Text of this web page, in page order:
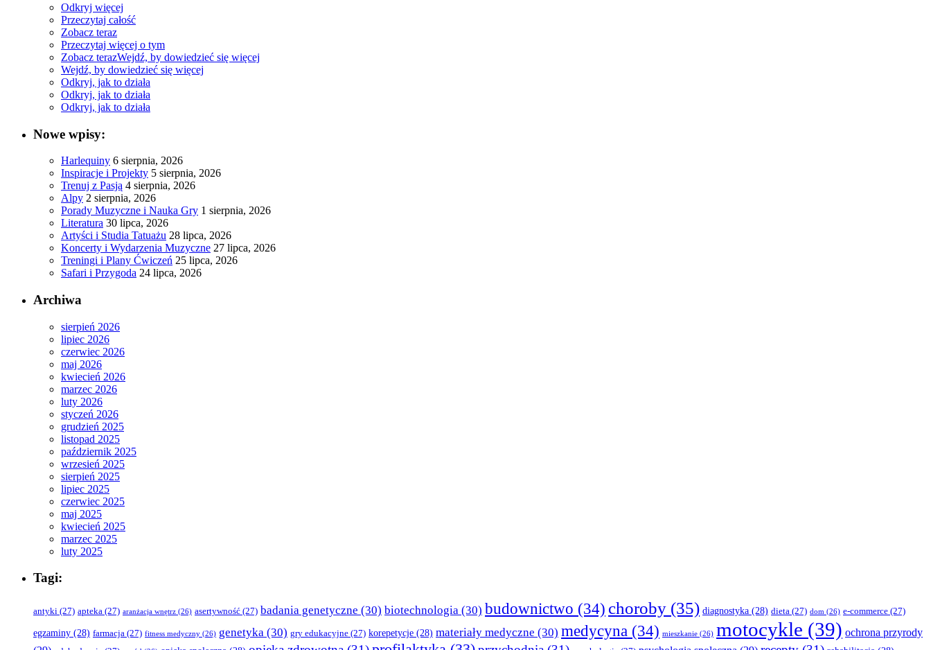
Odkryj więcej
Przeczytaj całość
Zobacz teraz
Przeczytaj więcej o tym
Zobacz terazWejdź, by dowiedzieć się więcej
Wejdź, by dowiedzieć się więcej
Odkryj, jak to działa
Odkryj, jak to działa
Odkryj, jak to działa
Nowe wpisy:
Harlequiny 6 sierpnia, 2026
Inspiracje i Projekty 5 sierpnia, 2026
Trenuj z Pasją 4 sierpnia, 2026
Alpy 2 sierpnia, 2026
Porady Muzyczne i Nauka Gry 1 sierpnia, 2026
Literatura 30 lipca, 2026
Artyści i Studia Tatuażu 28 lipca, 2026
Koncerty i Wydarzenia Muzyczne 27 lipca, 2026
Treningi i Plany Ćwiczeń 25 lipca, 2026
Safari i Przygoda 24 lipca, 2026
Archiwa
sierpień 2026
lipiec 2026
czerwiec 2026
maj 2026
kwiecień 2026
marzec 2026
luty 2026
styczeń 2026
grudzień 2025
listopad 2025
październik 2025
wrzesień 2025
sierpień 2025
lipiec 2025
czerwiec 2025
maj 2025
kwiecień 2025
marzec 2025
luty 2025
Tagi:
antyki (27) apteka (27) aranżacja wnętrz (26) asertywność (27) badania genetyczne (30) biotechnologia (30) budownictwo (34) choroby (35) diagnostyka (28) dieta (27) dom (26) e-commerce (27)
egzaminy (28) farmacja (27) fitness medyczny (26) genetyka (30) gry edukacyjne (27) korepetycje (28) materiały medyczne (30) medycyna (34) mieszkanie (26) motocykle (39) ochrona przyrody